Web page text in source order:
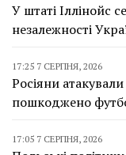
У штаті Іллінойс
незалежності
17:25 7 СЕРПНЯ, 2026
Росіяни
пошкоджено
17:05 7 СЕРПНЯ, 2026